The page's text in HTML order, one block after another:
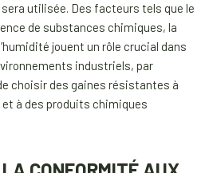
utilisée. Des facteurs tels que le
de substances chimiques, la
jouent un rôle crucial dans
industriels, par
choisir des gaines résistantes à
à des produits chimiques